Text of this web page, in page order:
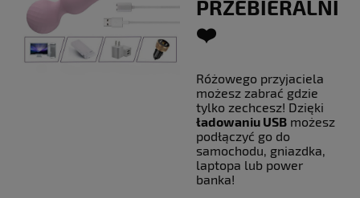
PRZEBIERALNI?
❤️
Różowego przyjaciela
możesz zabrać gdzie
tylko zechcesz! Dzięki
ładowaniu USB możesz
podłączyć go do
samochodu, gniazdka,
laptopa lub power
banka!